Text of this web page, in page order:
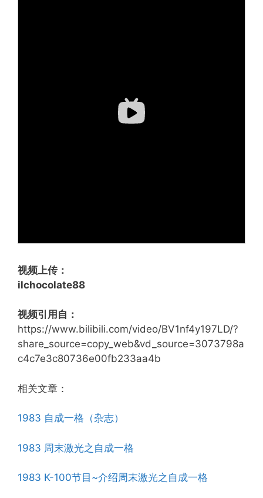
视频上传：
ilchocolate88
视频引用自：
https://www.bilibili.com/video/BV1nf4y197LD/?
share_source=copy_web&vd_source=3073798a
c4c7e3c80736e00fb233aa4b
相关文章：
1983 自成一格（杂志）
1983 周末激光之自成一格
1983 K-100节目~介绍周末激光之自成一格